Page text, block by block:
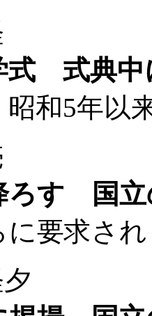
式 式典中
和5年以
ろす 国立
に要求さ